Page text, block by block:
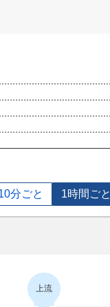
分ごと 1時間ごと
上流